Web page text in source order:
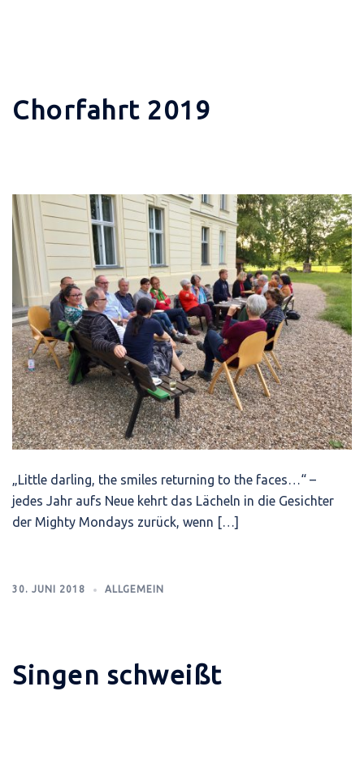
Chorfahrt 2019
„Little darling, the smiles returning to the faces…“ –
jedes Jahr aufs Neue kehrt das Lächeln in die Gesichter
der Mighty Mondays zurück, wenn […]
30. JUNI 2018 ALLGEMEIN
Singen schweißt